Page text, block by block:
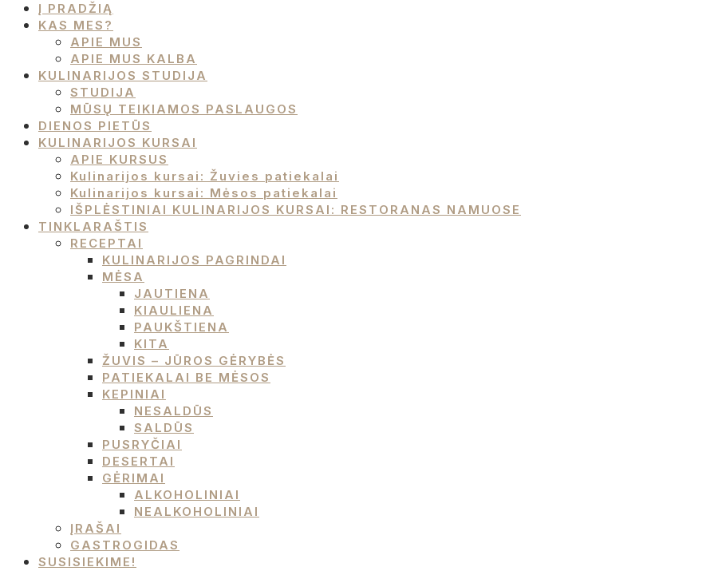
Į PRADŽIĄ
KAS MES?
APIE MUS
APIE MUS KALBA
KULINARIJOS STUDIJA
STUDIJA
MŪSŲ TEIKIAMOS PASLAUGOS
DIENOS PIETŪS
KULINARIJOS KURSAI
APIE KURSUS
Kulinarijos kursai: Žuvies patiekalai
Kulinarijos kursai: Mėsos patiekalai
IŠPLĖSTINIAI KULINARIJOS KURSAI: RESTORANAS NAMUOSE
TINKLARAŠTIS
RECEPTAI
KULINARIJOS PAGRINDAI
MĖSA
JAUTIENA
KIAULIENA
PAUKŠTIENA
KITA
ŽUVIS – JŪROS GĖRYBĖS
PATIEKALAI BE MĖSOS
KEPINIAI
NESALDŪS
SALDŪS
PUSRYČIAI
DESERTAI
GĖRIMAI
ALKOHOLINIAI
NEALKOHOLINIAI
ĮRAŠAI
GASTROGIDAS
SUSISIEKIME!